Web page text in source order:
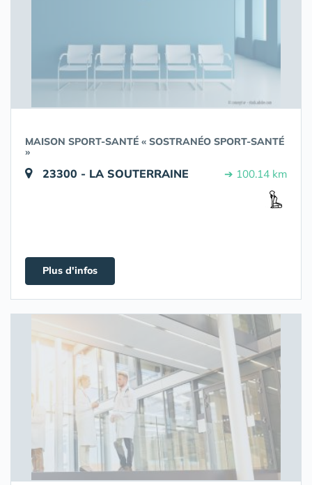
MAISON SPORT-SANTÉ « SOSTRANÉO SPORT-SANTÉ
»
23300 - LA SOUTERRAINE ➔ 100.14 km
Plus d'infos